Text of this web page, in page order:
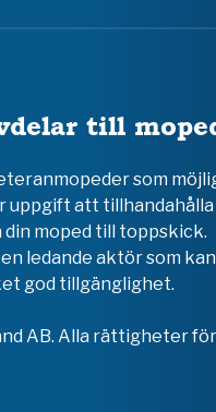
till
som
uppgift att
moped till toppskick.
ledande aktör som
god tillgänglighet.
AB. Alla rättigheter